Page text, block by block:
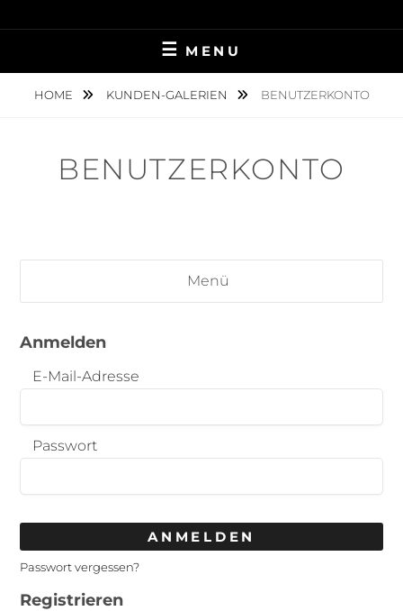
NINA MÜNCH
FOTOGRAFIE
MENU
HOME KUNDEN-GALERIEN BENUTZERKONTO
BENUTZERKONTO
Menü
Anmelden
E-Mail-Adresse
Passwort
ANMELDEN
Passwort vergessen?
Registrieren